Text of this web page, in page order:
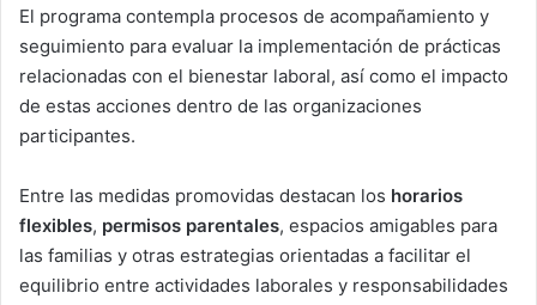
El programa contempla procesos de acompañamiento y
seguimiento para evaluar la implementación de prácticas
relacionadas con el bienestar laboral, así como el impacto
de estas acciones dentro de las organizaciones
participantes.
Entre las medidas promovidas destacan los horarios
flexibles, permisos parentales, espacios amigables para
las familias y otras estrategias orientadas a facilitar el
equilibrio entre actividades laborales y responsabilidades